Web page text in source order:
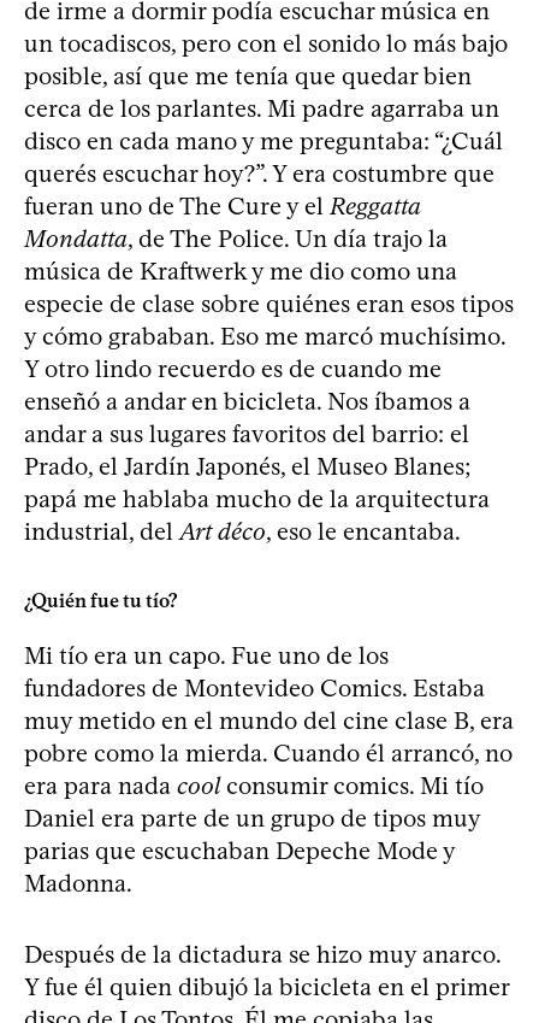
de irme a dormir podía escuchar música en
un tocadiscos, pero con el sonido lo más bajo
posible, así que me tenía que quedar bien
cerca de los parlantes. Mi padre agarraba un
disco en cada mano y me preguntaba: “¿Cuál
querés escuchar hoy?”. Y era costumbre que
fueran uno de The Cure y el Reggatta
Mondatta, de The Police. Un día trajo la
música de Kraftwerk y me dio como una
especie de clase sobre quiénes eran esos tipos
y cómo grababan. Eso me marcó muchísimo.
Y otro lindo recuerdo es de cuando me
enseñó a andar en bicicleta. Nos íbamos a
andar a sus lugares favoritos del barrio: el
Prado, el Jardín Japonés, el Museo Blanes;
papá me hablaba mucho de la arquitectura
industrial, del Art déco, eso le encantaba.
¿Quién fue tu tío?
Mi tío era un capo. Fue uno de los
fundadores de Montevideo Comics. Estaba
muy metido en el mundo del cine clase B, era
pobre como la mierda. Cuando él arrancó, no
era para nada coolconsumir comics. Mi tío
Daniel era parte de un grupo de tipos muy
parias que escuchaban Depeche Mode y
Madonna.
Después de la dictadura se hizo muy anarco.
Y fue él quien dibujó la bicicleta en el primer